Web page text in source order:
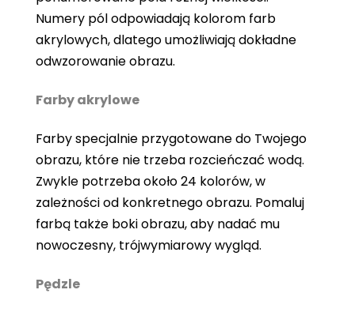
Numery pól odpowiadają kolorom farb
akrylowych, dlatego umożliwiają dokładne
odwzorowanie obrazu.
Farby akrylowe
Farby specjalnie przygotowane do Twojego
obrazu, które nie trzeba rozcieńczać wodą.
Zwykle potrzeba około 24 kolorów, w
zależności od konkretnego obrazu. Pomaluj
farbą także boki obrazu, aby nadać mu
nowoczesny, trójwymiarowy wygląd.
Pędzle